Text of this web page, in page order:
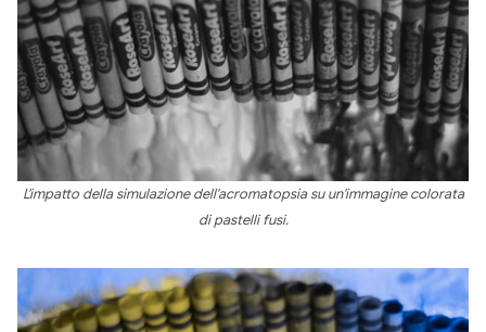
L'impatto della simulazione dell'acromatopsia su un'immagine colorata
di pastelli fusi.